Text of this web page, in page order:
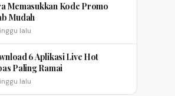
Memasukkan Kode Promo
Mudah
lalu
6 Aplikasi Live Hot
Paling Ramai
lalu